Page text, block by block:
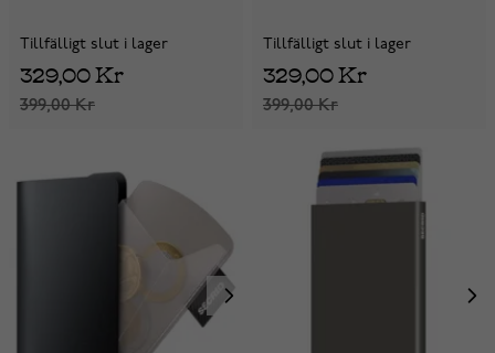
Tillfälligt slut i lager
399,00 Kr
329,00 Kr
Tillfälligt slut i lager
399,00 Kr
329,00 Kr